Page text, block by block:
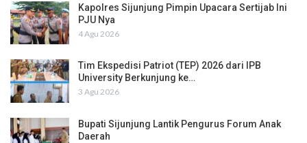
Kapolres Sijunjung Pimpin Upacara Sertijab Ini
PJU Nya
4 Agu 2026
Tim Ekspedisi Patriot (TEP) 2026 dari IPB
University Berkunjung ke…
3 Agu 2026
Bupati Sijunjung Lantik Pengurus Forum Anak
Daerah